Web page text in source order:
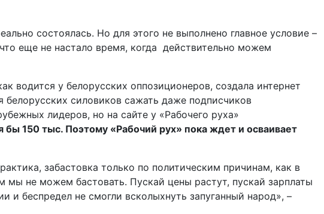
состоялась. Но для этого не выполнено главное условие –
еще не настало время, когда действительно можем
водится у белорусских оппозиционеров, создала интернет
белорусских силовиков сажать даже подписчиков
лидеров, но на сайте у «Рабочего руха»
150 тыс. Поэтому «Рабочий рух» пока ждет и осваивает
забастовка только по политическим причинам, как в
мы не можем бастовать. Пускай цены растут, пускай зарплаты
и беспредел не смогли всколыхнуть запуганный народ», –